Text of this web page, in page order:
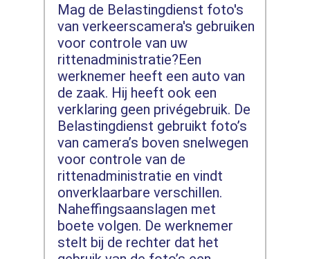
Mag de Belastingdienst foto's
van verkeerscamera's gebruiken
voor controle van uw
rittenadministratie?Een
werknemer heeft een auto van
de zaak. Hij heeft ook een
verklaring geen privégebruik. De
Belastingdienst gebruikt foto’s
van camera’s boven snelwegen
voor controle van de
rittenadministratie en vindt
onverklaarbare verschillen.
Naheffingsaanslagen met
boete volgen. De werknemer
stelt bij de rechter dat het